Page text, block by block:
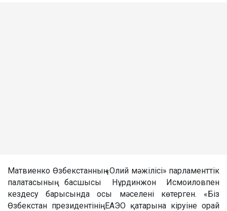
Матвиенко Өзбекстанның «Олий мәжілісі» парламенттік
палатасының басшысы Нұрдинжон Исмоиловпен
кездесу барысында осы мәселені көтерген. «Біз
Өзбекстан президентінің ЕАЭО қатарына кіруіне орай